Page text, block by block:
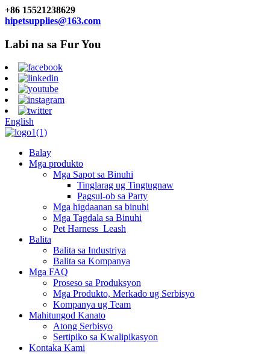
+86 15521238629
hipetsupplies@163.com
Labi na sa Fur You
English
Balay
Mga produkto
Mga Sapot sa Binuhi
Tinglarag ug Tingtugnaw
Pagsul-ob sa Party
Mga higdaanan sa binuhi
Mga Tagdala sa Binuhi
Pet Harness_Leash
Balita
Balita sa Industriya
Balita sa Kompanya
Mga FAQ
Proseso sa Produksyon
Mga Produkto, Merkado ug Serbisyo
Kompanya ug Team
Mahitungod Kanato
Atong Serbisyo
Sertipiko sa Kwalipikasyon
Kontaka Kami